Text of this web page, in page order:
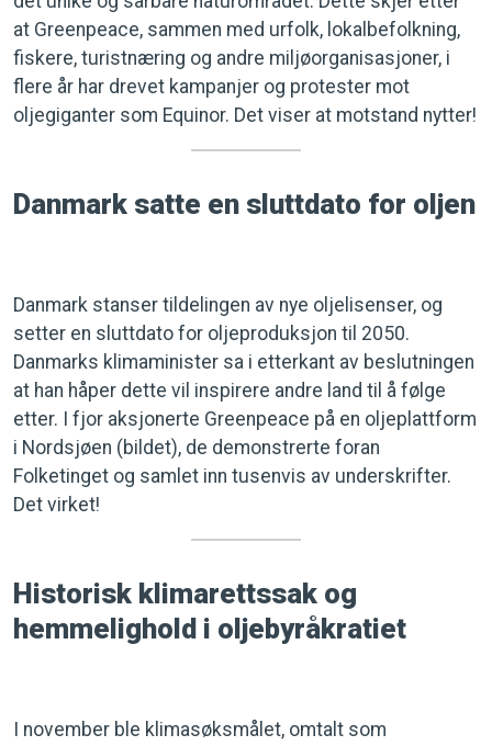
at Greenpeace, sammen med urfolk, lokalbefolkning,
fiskere, turistnæring og andre miljøorganisasjoner, i
flere år har drevet kampanjer og protester mot
oljegiganter som Equinor. Det viser at motstand nytter!
Danmark satte en sluttdato for oljen
Danmark stanser tildelingen av nye oljelisenser, og
setter en sluttdato for oljeproduksjon til 2050.
Danmarks klimaminister sa i etterkant av beslutningen
at han håper dette vil inspirere andre land til å følge
etter. I fjor aksjonerte Greenpeace på en oljeplattform
i Nordsjøen (bildet), de demonstrerte foran
Folketinget og samlet inn tusenvis av underskrifter.
Det virket!
Historisk klimarettssak og
hemmelighold i oljebyråkratiet
I november ble klimasøksmålet, omtalt som